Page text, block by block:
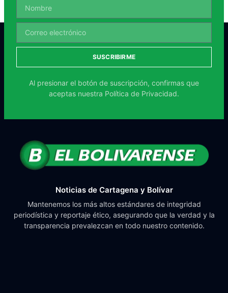
SUSCRIBIRME
Al presionar el botón de suscripción, confirmas que
aceptas nuestra Política de Privacidad.
Noticias de Cartagena y Bolívar
Mantenemos los más altos estándares de integridad
periodística y reportaje ético, asegurando que la verdad y la
transparencia prevalezcan en todo nuestro contenido.